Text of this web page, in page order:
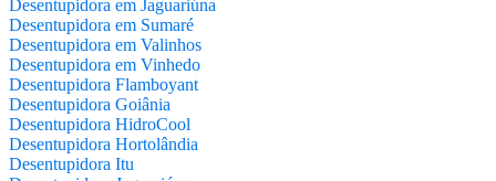
Desentupidora em Jaguariúna
Desentupidora em Sumaré
Desentupidora em Valinhos
Desentupidora em Vinhedo
Desentupidora Flamboyant
Desentupidora Goiânia
Desentupidora HidroCool
Desentupidora Hortolândia
Desentupidora Itu